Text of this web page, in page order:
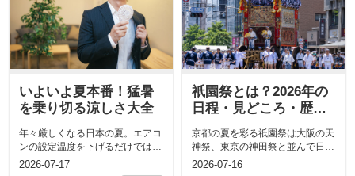
いよいよ夏本番！猛暑
を乗り切る涼しさ大全
年々厳しくなる日本の夏。エアコ
ンの設定温度を下げるだけでは電
気代がかさむうえ、外出先や就寝
2026-07-17
祇園祭とは？2026年の
日程・見どころ・歴史
をわかりやすく解説
京都の夏を彩る祇園祭は大阪の天
神祭、東京の神田祭と並んで日本
三大祭りのひとつに数えられユネ
2026-07-16